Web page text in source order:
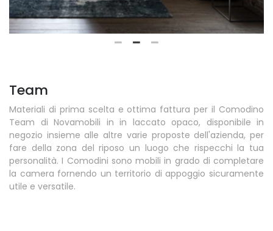
Team
Materiali di prima scelta e ottima fattura per il Comodino
Team di Novamobili in in laccato opaco, disponibile in
negozio insieme alle altre varie proposte dell'azienda, per
fare della zona del riposo un luogo che rispecchi la tua
personalità. I Comodini sono mobili in grado di completare
la camera fornendo un territorio di appoggio sicuramente
utile e versatile.